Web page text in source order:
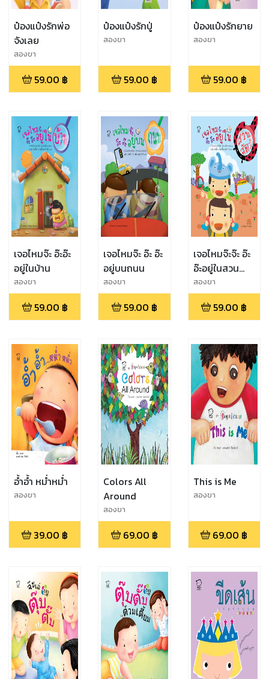
ป๋องแป๋งรักพ่อ
จังเลย
สองขา
59.00 ฿
ป๋องแป๋งรักปู่
สองขา
59.00 ฿
ป๋องแป๋งรักยาย
สองขา
59.00 ฿
เจอไหมจ๊ะ อ๊ะอ๊ะ
อยู่ในบ้าน
สองขา
59.00 ฿
เจอไหมจ๊ะ อ๊ะ อ๊ะ
อยู่บนถนน
สองขา
59.00 ฿
เจอไหมจ๊ะจ๊ะ อ๊ะ
อ๊ะอยู่ในสวน
สัตว์
สองขา
59.00 ฿
อ้ำอ้ำ หม่ำหม่ำ
สองขา
39.00 ฿
Colors All
Around
สองขา
69.00 ฿
This is Me
สองขา
69.00 ฿